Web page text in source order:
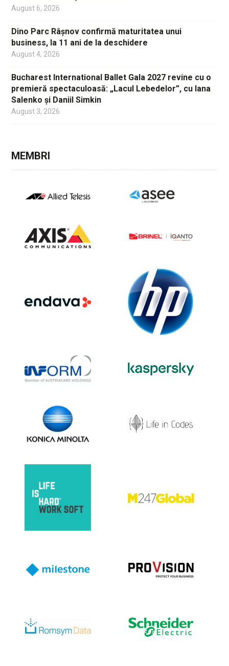
August 6, 2026
Dino Parc Râșnov confirmă maturitatea unui
business, la 11 ani de la deschidere
August 4, 2026
Bucharest International Ballet Gala 2027 revine cu o
premieră spectaculoasă: „Lacul Lebedelor”, cu Iana
Salenko și Daniil Simkin
August 3, 2026
MEMBRI